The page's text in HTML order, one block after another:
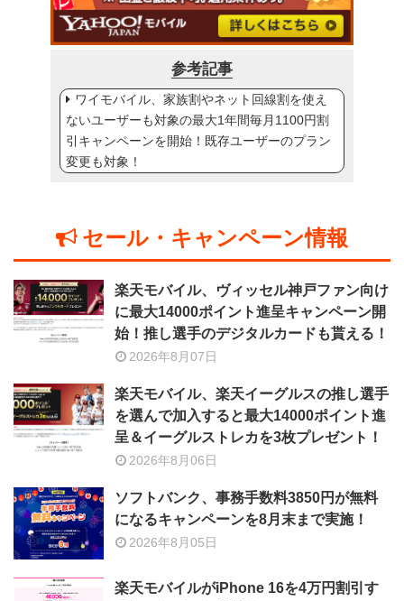
参考記事
ワイモバイル、家族割やネット回線割を使え
ないユーザーも対象の最大1年間毎月1100円割
引キャンペーンを開始！既存ユーザーのプラン
変更も対象！
セール・キャンペーン情報
楽天モバイル、ヴィッセル神戸ファン向け
に最大14000ポイント進呈キャンペーン開
始！推し選手のデジタルカードも貰える！
2026年8月07日
楽天モバイル、楽天イーグルスの推し選手
を選んで加入すると最大14000ポイント進
呈＆イーグルストレカを3枚プレゼント！
2026年8月06日
ソフトバンク、事務手数料3850円が無料
になるキャンペーンを8月末まで実施！
2026年8月05日
楽天モバイルがiPhone 16を4万円割引す